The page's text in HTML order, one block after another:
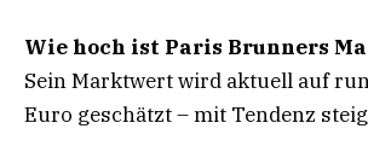
Wie hoch ist Paris Brunners
Sein Marktwert wird aktuell auf
Euro geschätzt – mit Tendenz